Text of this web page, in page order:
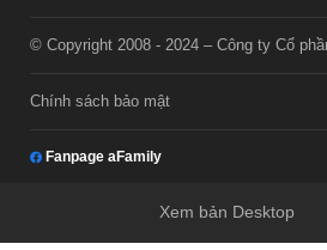
© Copyright 2008 - 2024 – Công ty Cổ
Chính sách bảo mật
Fanpage aFamily
Xem bản Desktop